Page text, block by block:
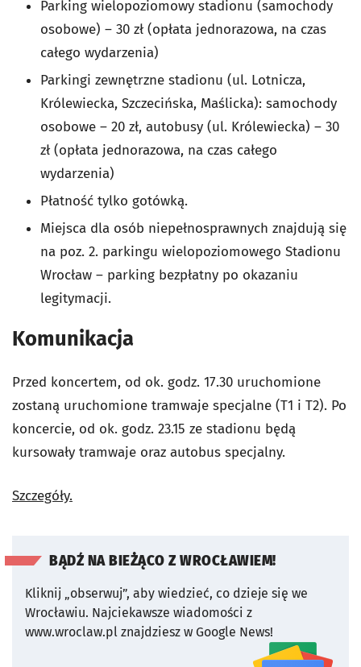
Parking wielopoziomowy stadionu (samochody
osobowe) – 30 zł (opłata jednorazowa, na czas
całego wydarzenia)
Parkingi zewnętrzne stadionu (ul. Lotnicza,
Królewiecka, Szczecińska, Maślicka): samochody
osobowe – 20 zł, autobusy (ul. Królewiecka) – 30
zł (opłata jednorazowa, na czas całego
wydarzenia)
Płatność tylko gotówką.
Miejsca dla osób niepełnosprawnych znajdują się
na poz. 2. parkingu wielopoziomowego Stadionu
Wrocław – parking bezpłatny po okazaniu
legitymacji.
Komunikacja
Przed koncertem, od ok. godz. 17.30 uruchomione
zostaną uruchomione tramwaje specjalne (T1 i T2). Po
koncercie, od ok. godz. 23.15 ze stadionu będą
kursowały tramwaje oraz autobus specjalny.
Szczegóły.
BĄDŹ NA BIEŻĄCO Z WROCŁAWIEM!
Kliknij „obserwuj”, aby wiedzieć, co dzieje się we
Wrocławiu. Najciekawsze wiadomości z
www.wroclaw.pl znajdziesz w Google News!